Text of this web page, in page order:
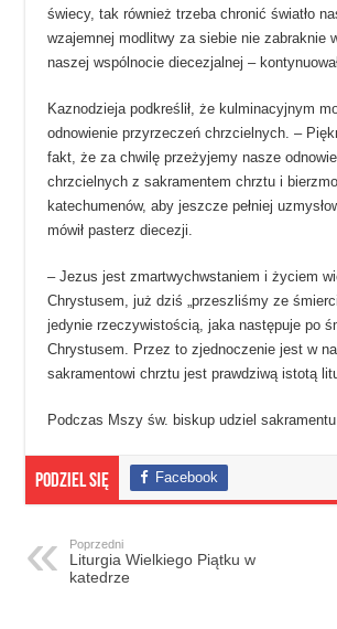
świecy, tak również trzeba chronić światło
wzajemnej modlitwy za siebie nie zabraknie
naszej wspólnocie diecezjalnej –
Kaznodzieja podkreślił, że kulminacyjnym
odnowienie przyrzeczeń chrzcielnych. –
fakt, że za chwilę przeżyjemy nasze
chrzcielnych z sakramentem chrztu i
katechumenów, aby jeszcze pełniej
mówił pasterz diecezji.
– Jezus jest zmartwychwstaniem i życiem
Chrystusem, już dziś „przeszliśmy ze
jedynie rzeczywistością, jaka następuje po
Chrystusem. Przez to zjednoczenie jest w
sakramentowi chrztu jest prawdziwą istotą
Podczas Mszy św. biskup udziel
Podziel się Facebook
Poprzedni
Liturgia Wielkiego Piątku w
katedrze